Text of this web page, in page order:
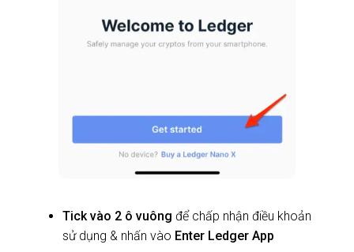
Tick vào 2 ô vuông để chấp nhận điều khoản
sử dụng & nhấn vào Enter Ledger App